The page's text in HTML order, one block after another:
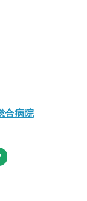
合病院